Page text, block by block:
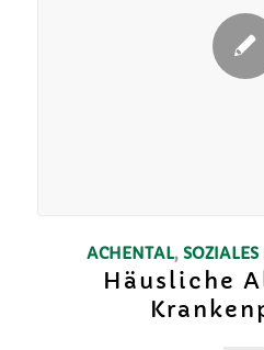
ACHENTAL,SOZIALES
Häusliche